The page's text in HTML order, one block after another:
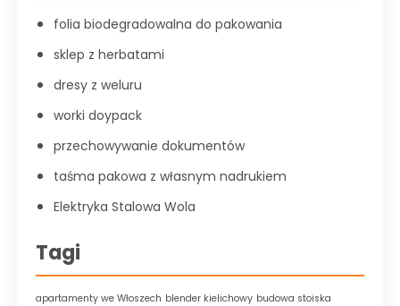
folia biodegradowalna do pakowania
sklep z herbatami
dresy z weluru
worki doypack
przechowywanie dokumentów
taśma pakowa z własnym nadrukiem
Elektryka Stalowa Wola
Tagi
apartamenty we Włoszech blender kielichowy budowa stoiska